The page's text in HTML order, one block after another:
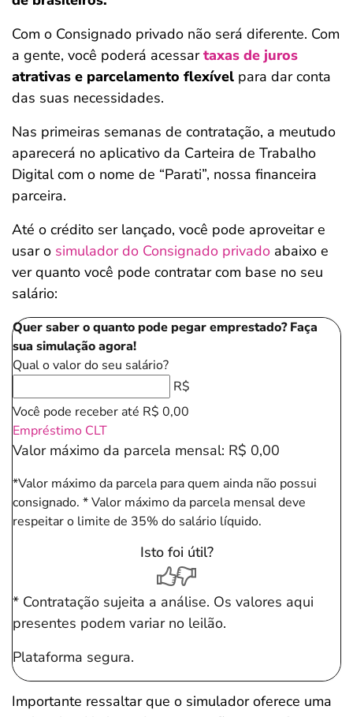
Com o Consignado privado não será diferente. Com
a gente, você poderá acessartaxas de juros
atrativas e parcelamento flexível para dar conta
das suas necessidades.
Nas primeiras semanas de contratação, a meutudo
aparecerá no aplicativo da Carteira de Trabalho
Digital com o nome de “Parati”, nossa financeira
parceira.
Até o crédito ser lançado, você pode aproveitar e
usar o simulador do Consignado privado abaixo e
ver quanto você pode contratar com base no seu
salário:
Quer saber o quanto pode pegar emprestado? Faça
sua simulação agora!
Qual o valor do seu salário?
R$
Você pode receber até R$ 0,00
Empréstimo CLT
Valor máximo da parcela mensal: R$ 0,00
*Valor máximo da parcela para quem ainda não possui
consignado. * Valor máximo da parcela mensal deve
respeitar o limite de 35% do salário líquido.
Isto foi útil?
* Contratação sujeita a análise. Os valores aqui
presentes podem variar no leilão.
Plataforma segura.
Importante ressaltar que o simulador oferece uma